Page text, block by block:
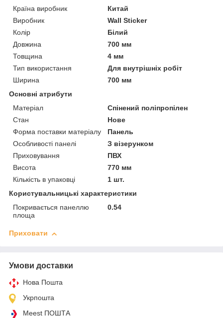
Країна виробник
Китай
Виробник
Wall Sticker
Колір
Білий
Довжина
700 мм
Товщина
4 мм
Тип використання
Для внутрішніх робіт
Ширина
700 мм
Основні атрибути
Матеріал
Спінений поліпропілен
Стан
Нове
Форма поставки матеріалу
Панель
Особливості панелі
З візерунком
Приховування
ПВХ
Висота
770 мм
Кількість в упаковці
1 шт.
Користувальницькі характеристики
Покривається панеллю
площа
0.54
Приховати
Умови доставки
Нова Пошта
Укрпошта
Meest ПОШТА